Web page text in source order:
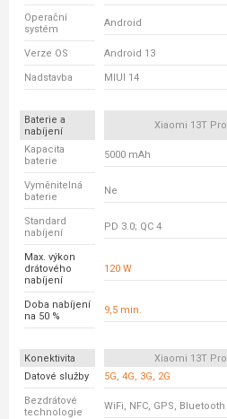
Operační
systém
Android
Verze OS Android 13
Nadstavba MIUI 14
Baterie a
nabíjení
Xiaomi 13T Pro
Kapacita
baterie
5000 mAh
Vyměnitelná
baterie
Ne
Standard
nabíjení
PD 3.0; QC 4
Max. výkon
drátového
nabíjení
120 W
Doba nabíjení
na 50 %
9,5 min.
Konektivita Xiaomi 13T Pro
Datové služby
5G, 4G, 3G, 2G
Bezdrátové
technologie
WiFi, NFC, GPS, Bluetooth